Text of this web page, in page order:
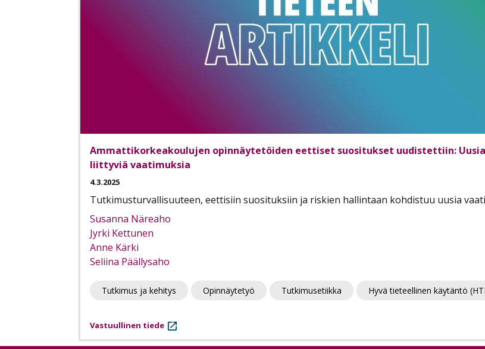
Ammattikorkeakoulujen opinnäytetöiden eettiset suositukset uudistettiin:
liittyviä vaatimuksia
4.3.2025
Tutkimusturvallisuuteen, eettisiin suosituksiin ja riskien hallintaan kohdistuu uusia
Susanna Näreaho
Jyrki Kettunen
Anne Kärki
Seliina Päällysaho
Tutkimus ja kehitys Opinnäytetyö Tutkimusetiikka Hyvä tieteellinen käytäntö
Vastuullinen tiede